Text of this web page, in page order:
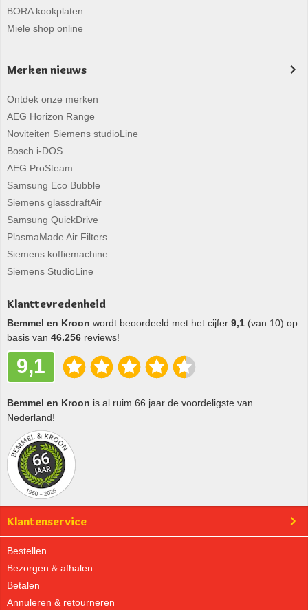
BORA kookplaten
Miele shop online
Merken nieuws
Ontdek onze merken
AEG Horizon Range
Noviteiten Siemens studioLine
Bosch i-DOS
AEG ProSteam
Samsung Eco Bubble
Siemens glassdraftAir
Samsung QuickDrive
PlasmaMade Air Filters
Siemens koffiemachine
Siemens StudioLine
Klanttevredenheid
Bemmel en Kroon wordt beoordeeld met het cijfer 9,1 (van 10) op
basis van 46.256 reviews!
9,1
Bemmel en Kroon is al ruim 66 jaar de voordeligste van
Nederland!
Klantenservice
Bestellen
Bezorgen & afhalen
Betalen
Annuleren & retourneren